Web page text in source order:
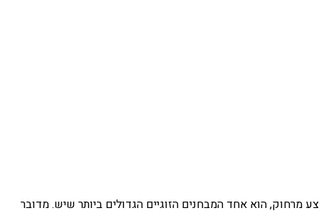
מרחוק, הוא אחד המבחנים הזוגיים הגדולים ביותר שיש. מדובר